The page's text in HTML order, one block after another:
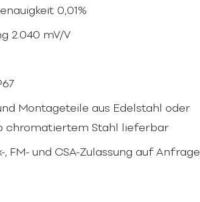
0,01%
2.040 mV/V
Montageteile aus Edelstahl oder
chromatiertem Stahl lieferbar
, FM- und CSA-Zulassung auf Anfrage